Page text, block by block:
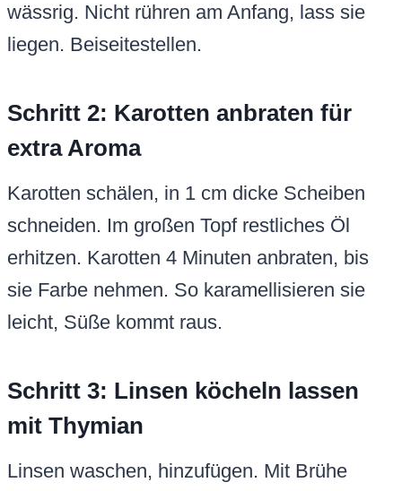
wässrig. Nicht rühren am Anfang, lass sie
liegen. Beiseitestellen.
Schritt 2: Karotten anbraten für
extra Aroma
Karotten schälen, in 1 cm dicke Scheiben
schneiden. Im großen Topf restliches Öl
erhitzen. Karotten 4 Minuten anbraten, bis
sie Farbe nehmen. So karamellisieren sie
leicht, Süße kommt raus.
Schritt 3: Linsen köcheln lassen
mit Thymian
Linsen waschen, hinzufügen. Mit Brühe